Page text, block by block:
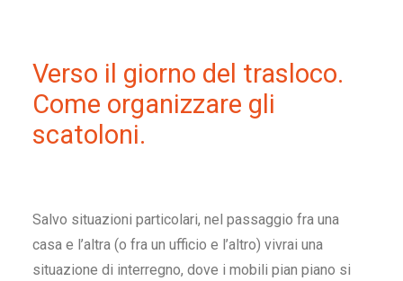
Verso il giorno del trasloco.
Come organizzare gli
scatoloni.
Salvo situazioni particolari, nel passaggio fra una
casa e l’altra (o fra un ufficio e l’altro) vivrai una
situazione di interregno, dove i mobili pian piano si